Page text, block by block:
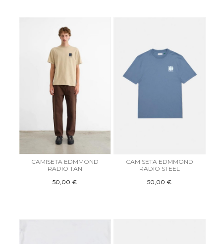
CAMISETA EDMMOND
RADIO TAN
50,00 €
CAMISETA EDMMOND
RADIO STEEL
50,00 €